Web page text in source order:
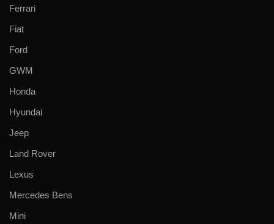
Ferrari
Fiat
Ford
GWM
Honda
Hyundai
Jeep
Land Rover
Lexus
Mercedes Bens
Mini